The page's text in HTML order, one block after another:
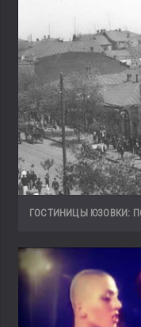
ГОСТИНИЦЫ ЮЗОВКИ: